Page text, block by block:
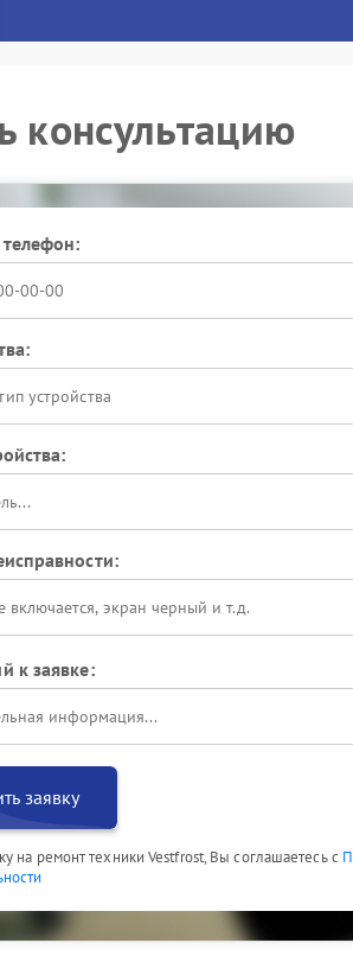
консультацию
устройства
к заявке:
заявку
на ремонт техники Vestfrost, Вы соглашаетесь с